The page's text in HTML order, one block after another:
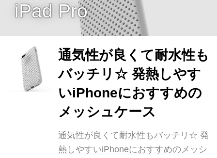
iPad Pro
通気性が良くて耐水性も
バッチリ☆ 発熱しやす
いiPhoneにおすすめの
メッシュケース
通気性が良くて耐水性もバッチリ☆ 発
熱しやすいiPhoneにおすすめのメッシ